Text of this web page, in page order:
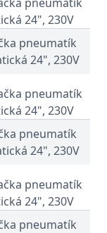
pneumatík
24", 230V
pneumatík
24", 230V
pneumatík